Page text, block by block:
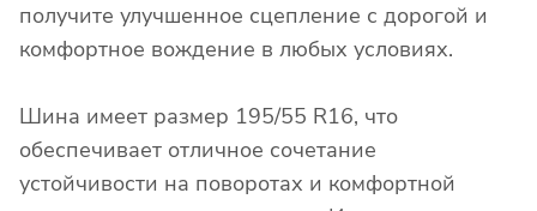
получите улучшенное сцепление с дорогой и
комфортное вождение в любых условиях.
Шина имеет размер 195/55 R16, что
обеспечивает отличное сочетание
устойчивости на поворотах и комфортной